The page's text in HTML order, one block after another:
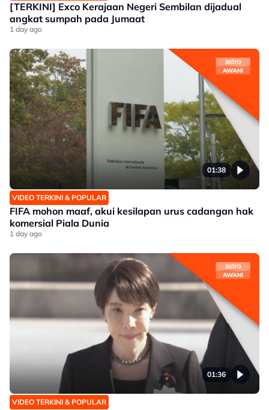
[TERKINI] Exco Kerajaan Negeri Sembilan dijadual
angkat sumpah pada Jumaat
1 day ago
01:38
VIDEO TERKINI & POPULAR
FIFA mohon maaf, akui kesilapan urus cadangan hak
komersial Piala Dunia
1 day ago
01:36
VIDEO TERKINI & POPULAR